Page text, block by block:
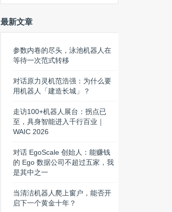
最新文章
参数内卷的尽头，泳池机器人在
等待一次范式转移
对话原力灵机范浩强：为什么要
用机器人「建造长城」？
走访100+机器人展台：拐点已
至，具身智能进入千行百业｜
WAIC 2026
对话 EgoScale 创始人：能赚钱
的 Ego 数据公司不超过五家，我
是其中之一
当清洁机器人爬上窗户，能否开
启下一个黄金十年？